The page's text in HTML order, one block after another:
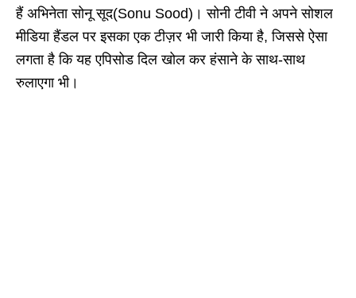
हैं अभिनेता सोनू सूद(Sonu Sood)। सोनी टीवी ने अपने सोशल
मीडिया हैंडल पर इसका एक टीज़र भी जारी किया है, जिससे ऐसा
लगता है कि यह एपिसोड दिल खोल कर हंसाने के साथ-साथ
रुलाएगा भी।